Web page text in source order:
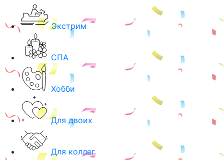
Экстрим
СПА
Хобби
Для двоих
Для коллег